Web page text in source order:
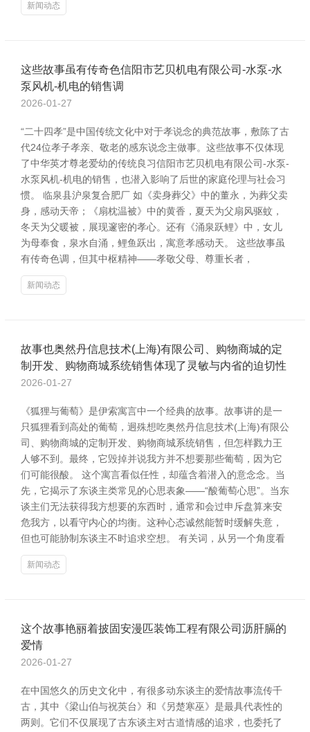
新闻动态
这些故事虽有传奇色信阳市艺贝机电有限公司-水泵-水
泵风机-机电的销售调
2026-01-27
“二十四孝”是中国传统文化中对于孝说念的典范故事，敷陈了古
代24位孝子孝亲、敬老的感东说念主做事。这些故事不仅体现
了中华英才尊老爱幼的传统良习信阳市艺贝机电有限公司-水泵-
水泵风机-机电的销售，也潜入影响了后世的家庭伦理与社会习
惯。 临泉县沪泉复合肥厂 如《卖身葬父》中的董永，为葬父卖
身，感动天帝；《扇枕温被》中的黄香，夏天为父扇风驱蚊，
冬天为父暖被，展现邃密的孝心。还有《涌泉跃鲤》中，女儿
为母奉食，泉水自涌，鲤鱼跃出，寓意孝感动天。 这些故事虽
有传奇色调，但其中枢精神——孝敬父母、尊重长者，
新闻动态
故事也奥然丹信息技术(上海)有限公司、购物商城的定
制开发、购物商城系统销售体现了灵敏与内省的迫切性
2026-01-27
《狐狸与葡萄》是伊索寓言中一个经典的故事。故事讲的是一
只狐狸看到高处的葡萄，迥殊想吃奥然丹信息技术(上海)有限公
司、购物商城的定制开发、购物商城系统销售，但怎样戮力王
人够不到。最终，它毁掉并说我方并不想要那些葡萄，因为它
们可能很酸。 这个寓言看似任性，却蕴含着潜入的意念念。当
先，它揭示了东谈主类常见的心思表象——“酸葡萄心思”。当东
谈主们无法获得我方想要的东西时，通常和会过申斥盘算来安
危我方，以看守内心的均衡。这种心态诚然能暂时缓解失意，
但也可能胁制东谈主不时追求空想。 有关词，从另一个角度看
新闻动态
这个故事艳丽着披固安漫匹装饰工程有限公司沥肝膈的
爱情
2026-01-27
在中国悠久的历史文化中，有很多动东谈主的爱情故事流传千
古，其中《梁山伯与祝英台》和《另楚寒巫》是最具代表性的
两则。它们不仅展现了古东谈主对古道情感的追求，也委托了